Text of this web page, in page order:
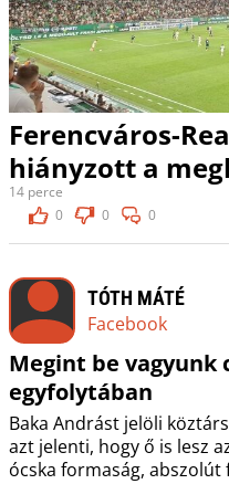
Ferencváros-
hiányzott a
14 perce
0
0 0
TÓTH MÁTÉ
Facebook
Megint be vagyunk
egyfolytában
Baka Andrást jelöli
azt jelenti, hogy ő is lesz
ócska formaság, abszolút